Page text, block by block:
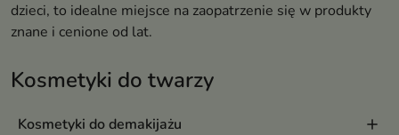
Kosmetyki do twarzy
Kosmetyki do demakijażu
dzieci, to idealne miejsce na zaopatrzenie się w produkty
znane i cenione od lat.